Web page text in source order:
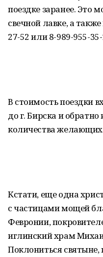
поездке заранее. Это
свечной лавке, а
27-52 или 8-989-955-
В стоимость поездки
до г. Бирска и обратно
количества
Кстати, еще одна
с частицами мощей
Февронии,
иглинский храм
Поклониться святыне,